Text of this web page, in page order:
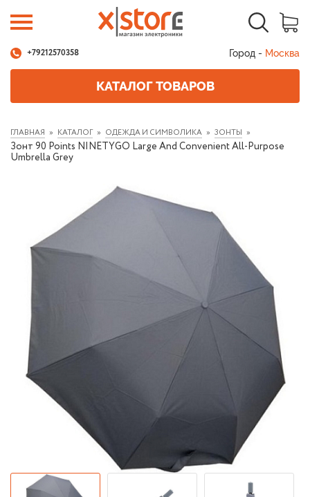
+79212570358 Город - Москва
КАТАЛОГ ТОВАРОВ
ГЛАВНАЯ КАТАЛОГ ОДЕЖДА И СИМВОЛИКА ЗОНТЫ
Зонт 90 Points NINETYGO Large And Convenient All-Purpose
Umbrella Grey